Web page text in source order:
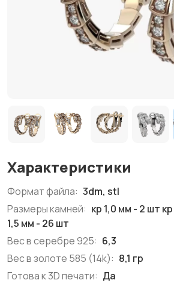
Характеристики
Формат файла: 3dm, stl
Размеры камней: кр 1,0 мм - 2 шт
1,5 мм - 26 шт
Вес в серебре 925: 6,3
Вес в золоте 585 (14k): 8,1 гр
Готова к 3D печати: Да